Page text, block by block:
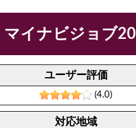
マイナビジョブ
ユーザー評価
(4.0)
対応地域